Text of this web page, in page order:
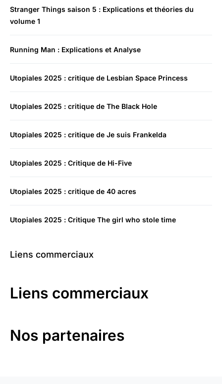
Stranger Things saison 5 : Explications et théories du
volume 1
Running Man : Explications et Analyse
Utopiales 2025 : critique de Lesbian Space Princess
Utopiales 2025 : critique de The Black Hole
Utopiales 2025 : critique de Je suis Frankelda
Utopiales 2025 : Critique de Hi-Five
Utopiales 2025 : critique de 40 acres
Utopiales 2025 : Critique The girl who stole time
Liens commerciaux
Liens commerciaux
Nos partenaires